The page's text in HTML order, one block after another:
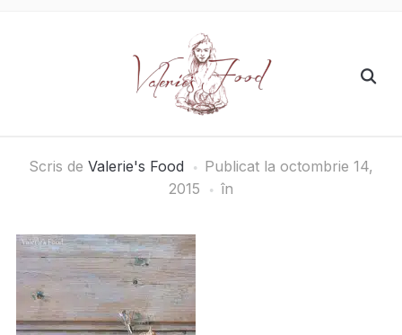
Scris de Valerie's Food Publicat la octombrie 14,
2015
în